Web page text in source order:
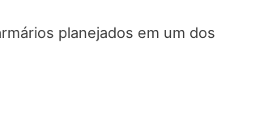
planejados em um dos